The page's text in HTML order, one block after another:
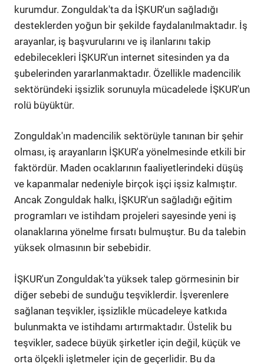
kurumdur. Zonguldak'ta da İŞKUR'un sağladığı
desteklerden yoğun bir şekilde faydalanılmaktadır. İş
arayanlar, iş başvurularını ve iş ilanlarını takip
edebilecekleri İŞKUR'un internet sitesinden ya da
şubelerinden yararlanmaktadır. Özellikle madencilik
sektöründeki işsizlik sorunuyla mücadelede İŞKUR'un
rolü büyüktür.
Zonguldak'ın madencilik sektörüyle tanınan bir şehir
olması, iş arayanların İŞKUR'a yönelmesinde etkili bir
faktördür. Maden ocaklarının faaliyetlerindeki düşüş
ve kapanmalar nedeniyle birçok işçi işsiz kalmıştır.
Ancak Zonguldak halkı, İŞKUR'un sağladığı eğitim
programları ve istihdam projeleri sayesinde yeni iş
olanaklarına yönelme fırsatı bulmuştur. Bu da talebin
yüksek olmasının bir sebebidir.
İŞKUR'un Zonguldak'ta yüksek talep görmesinin bir
diğer sebebi de sunduğu teşviklerdir. İşverenlere
sağlanan teşvikler, işsizlikle mücadeleye katkıda
bulunmakta ve istihdamı artırmaktadır. Üstelik bu
teşvikler, sadece büyük şirketler için değil, küçük ve
orta ölçekli işletmeler için de geçerlidir. Bu da